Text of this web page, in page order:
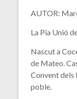
AUTOR:
La Pia Unió
Nascut a
de Mateo.
Convent dels
poble.